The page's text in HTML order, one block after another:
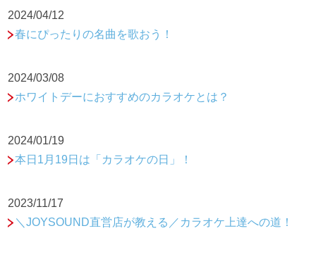
2024/04/12
春にぴったりの名曲を歌おう！
2024/03/08
ホワイトデーにおすすめのカラオケとは？
2024/01/19
本日1月19日は「カラオケの日」！
2023/11/17
＼JOYSOUND直営店が教える／カラオケ上達への道！